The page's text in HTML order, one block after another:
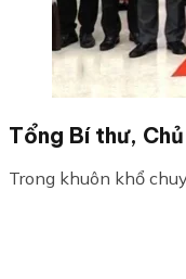
Tổng Bí thư,
Trong khuôn khổ